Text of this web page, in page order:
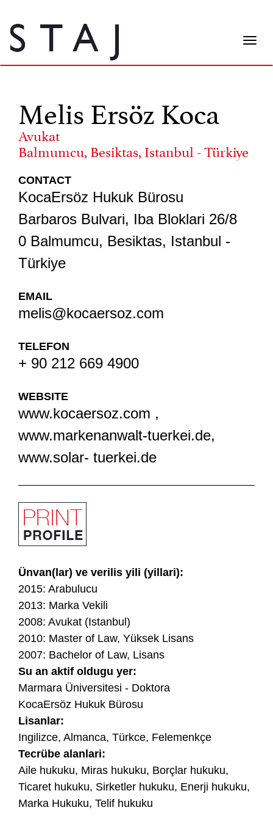
Melis Ersöz Koca
Avukat
Balmumcu, Besiktas, Istanbul - Türkiye
CONTACT
KocaErsöz Hukuk Bürosu
Barbaros Bulvari, Iba Bloklari 26/8
0 Balmumcu, Besiktas, Istanbul -
Türkiye
EMAIL
melis@kocaersoz.com
TELEFON
+ 90 212 669 4900
WEBSITE
www.kocaersoz.com ,
www.markenanwalt-tuerkei.de,
www.solar- tuerkei.de
Ünvan(lar) ve verilis yili (yillari):
2015: Arabulucu
2013: Marka Vekili
2008: Avukat (Istanbul)
2010: Master of Law, Yüksek Lisans
2007: Bachelor of Law, Lisans
Su an aktif oldugu yer:
Marmara Üniversitesi - Doktora
KocaErsöz Hukuk Bürosu
Lisanlar:
Ingilizce, Almanca, Türkce, Felemenkçe
Tecrübe alanlari:
Aile hukuku, Miras hukuku, Borçlar hukuku,
Ticaret hukuku, Sirketler hukuku, Enerji hukuku,
Marka Hukuku, Telif hukuku